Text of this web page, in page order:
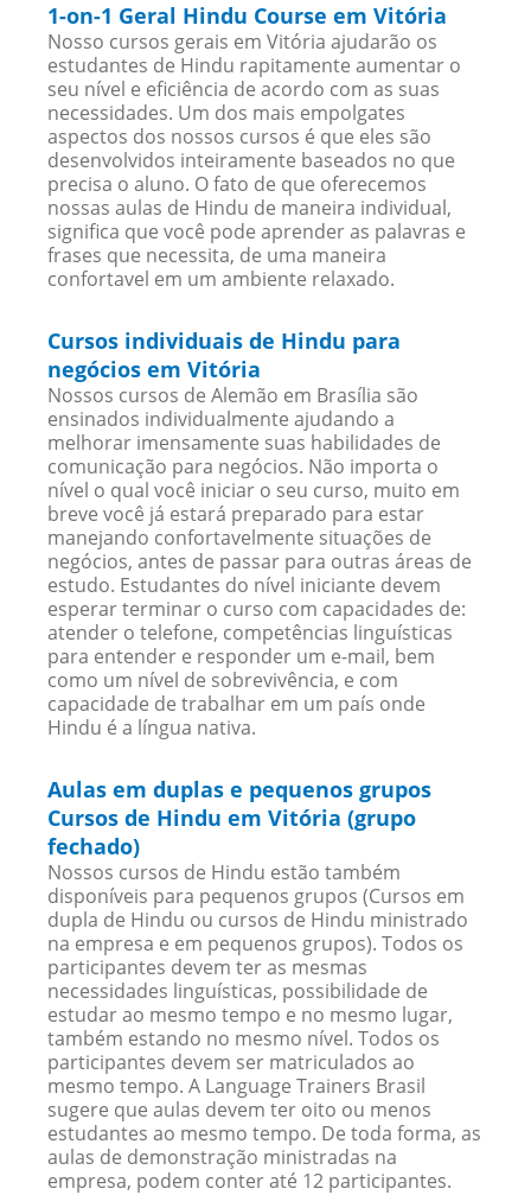
1-on-1 Geral Hindu Course em Vitória
Nosso cursos gerais em Vitória ajudarão os
estudantes de Hindu rapitamente aumentar o
seu nível e eficiência de acordo com as suas
necessidades. Um dos mais empolgates
aspectos dos nossos cursos é que eles são
desenvolvidos inteiramente baseados no que
precisa o aluno. O fato de que oferecemos
nossas aulas de Hindu de maneira individual,
significa que você pode aprender as palavras e
frases que necessita, de uma maneira
confortavel em um ambiente relaxado.
Cursos individuais de Hindu para
negócios em Vitória
Nossos cursos de Alemão em Brasília são
ensinados individualmente ajudando a
melhorar imensamente suas habilidades de
comunicação para negócios. Não importa o
nível o qual você iniciar o seu curso, muito em
breve você já estará preparado para estar
manejando confortavelmente situações de
negócios, antes de passar para outras áreas de
estudo. Estudantes do nível iniciante devem
esperar terminar o curso com capacidades de:
atender o telefone, competências linguísticas
para entender e responder um e-mail, bem
como um nível de sobrevivência, e com
capacidade de trabalhar em um país onde
Hindu é a língua nativa.
Aulas em duplas e pequenos grupos
Cursos de Hindu em Vitória (grupo
fechado)
Nossos cursos de Hindu estão também
disponíveis para pequenos grupos (Cursos em
dupla de Hindu ou cursos de Hindu ministrado
na empresa e em pequenos grupos). Todos os
participantes devem ter as mesmas
necessidades linguísticas, possibilidade de
estudar ao mesmo tempo e no mesmo lugar,
também estando no mesmo nível. Todos os
participantes devem ser matriculados ao
mesmo tempo. A Language Trainers Brasil
sugere que aulas devem ter oito ou menos
estudantes ao mesmo tempo. De toda forma, as
aulas de demonstração ministradas na
empresa, podem conter até 12 participantes.